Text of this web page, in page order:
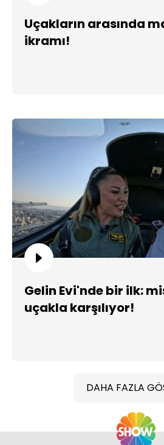
Uçakların arasında
ikramı!
Gelin Evi'nde bir ilk:
uçakla karşılıyor!
DAHA FAZLA